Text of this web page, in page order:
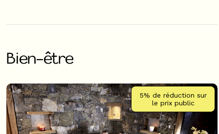
Bien-être
5% de réduction sur
le prix public